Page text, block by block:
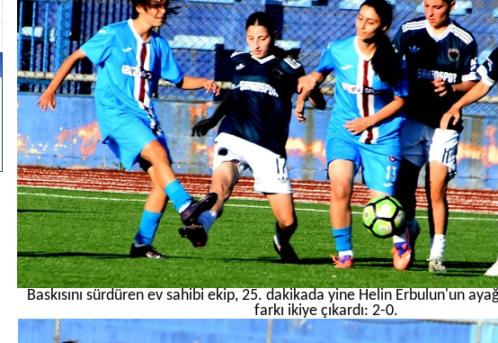
Baskısını sürdüren ev sahibi ekip, 25. dakikada yine Helin Erbulun'un
farkı ikiye çıkardı: 2-0.